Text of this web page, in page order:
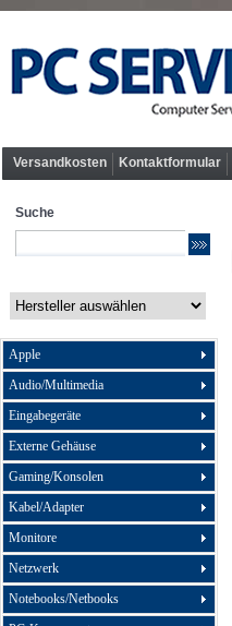
Versandkosten Kontaktformular
Suche
Apple
Audio/Multimedia
Eingabegeräte
Externe Gehäuse
Gaming/Konsolen
Kabel/Adapter
Monitore
Netzwerk
Notebooks/Netbooks